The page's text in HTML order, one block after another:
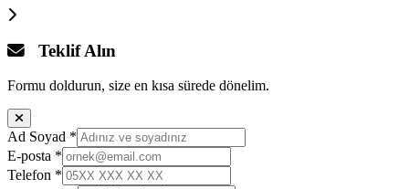
Teklif Alın
Formu doldurun, size en kısa sürede dönelim.
Ad Soyad *
E-posta *
Telefon *